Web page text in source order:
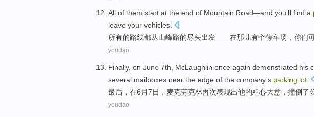
All of them start at the end of Mountain Road—and you'll find a
leave your vehicles
所有的路线都从山峰路的尽头出发——在那儿有个停车场 ， 你们
youdao
Finally, on June 7th McLaughlin once again demonstrated his
several mailboxes near the edge of the company's parking lot
最后 ， 在6月7日 ， 麦克劳克林再次表现出他的粗心大意 ， 撞倒了
youdao